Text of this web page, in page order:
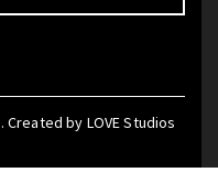
. Created by LOVE Studios